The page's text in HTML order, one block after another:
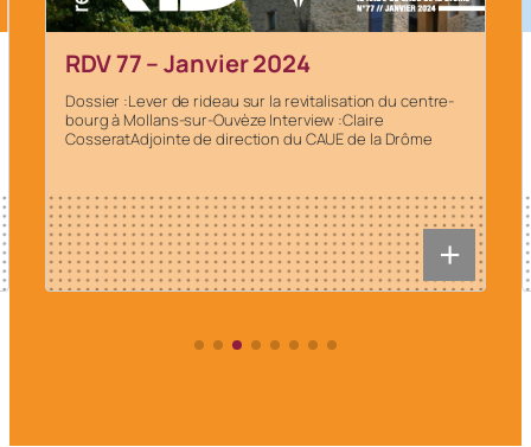
RDV 77 – Janvier 2024
Dossier :Lever de rideau sur la revitalisation du centre-
bourg à Mollans-sur-Ouvèze Interview :Claire
CosseratAdjointe de direction du CAUE de la Drôme
+